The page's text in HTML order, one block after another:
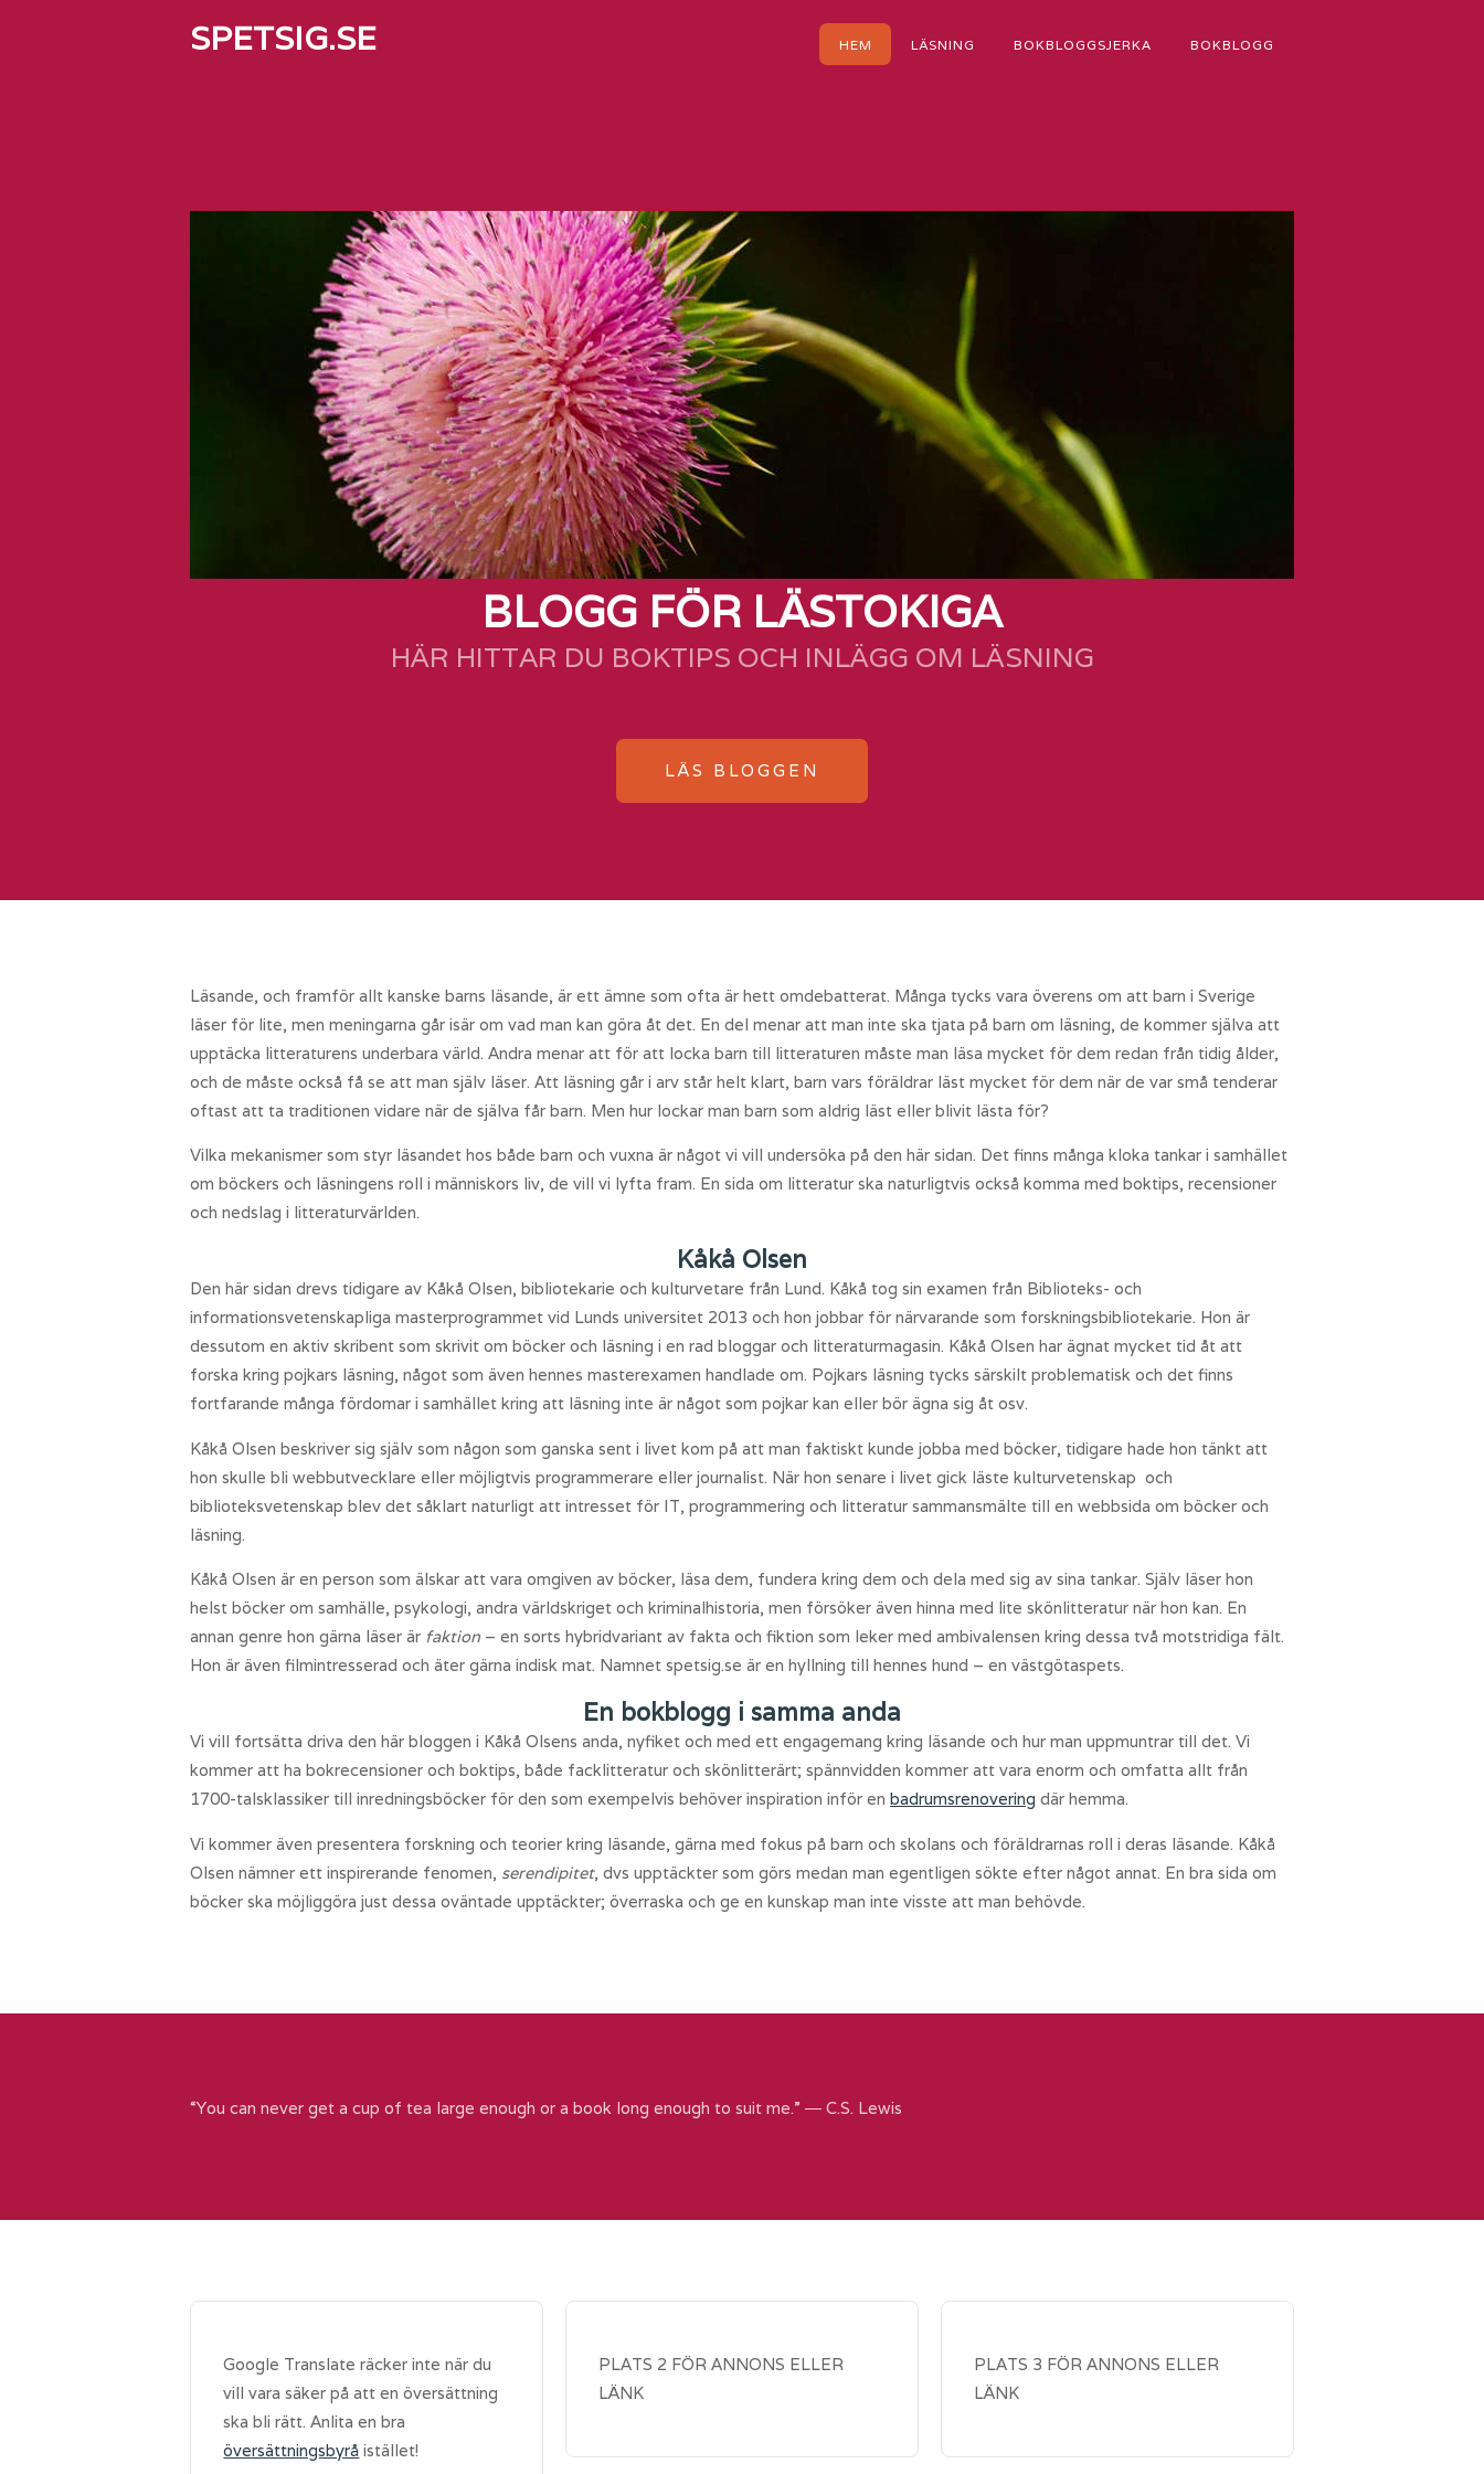
SPETSIG.SE HEM LÄSNING BOKBLOGGSJERKA BOKBLOGG
BLOGG FÖR LÄSTOKIGA
HÄR HITTAR DU BOKTIPS OCH INLÄGG OM LÄSNING
LÄS BLOGGEN
Läsande, och framför allt kanske barns läsande, är ett ämne som ofta är hett omdebatterat. Många tycks vara överens om att barn i Sverige
läser för lite, men meningarna går isär om vad man kan göra åt det. En del menar att man inte ska tjata på barn om läsning, de kommer själva att
upptäcka litteraturens underbara värld. Andra menar att för att locka barn till litteraturen måste man läsa mycket för dem redan från tidig ålder,
och de måste också få se att man själv läser. Att läsning går i arv står helt klart, barn vars föräldrar läst mycket för dem när de var små tenderar
oftast att ta traditionen vidare när de själva får barn. Men hur lockar man barn som aldrig läst eller blivit lästa för?
Vilka mekanismer som styr läsandet hos både barn och vuxna är något vi vill undersöka på den här sidan. Det finns många kloka tankar i samhället
om böckers och läsningens roll i människors liv, de vill vi lyfta fram. En sida om litteratur ska naturligtvis också komma med boktips, recensioner
och nedslag i litteraturvärlden.
Kåkå Olsen
Den här sidan drevs tidigare av Kåkå Olsen, bibliotekarie och kulturvetare från Lund. Kåkå tog sin examen från Biblioteks- och
informationsvetenskapliga masterprogrammet vid Lunds universitet 2013 och hon jobbar för närvarande som forskningsbibliotekarie. Hon är
dessutom en aktiv skribent som skrivit om böcker och läsning i en rad bloggar och litteraturmagasin. Kåkå Olsen har ägnat mycket tid åt att
forska kring pojkars läsning, något som även hennes masterexamen handlade om. Pojkars läsning tycks särskilt problematisk och det finns
fortfarande många fördomar i samhället kring att läsning inte är något som pojkar kan eller bör ägna sig åt osv.
Kåkå Olsen beskriver sig själv som någon som ganska sent i livet kom på att man faktiskt kunde jobba med böcker, tidigare hade hon tänkt att
hon skulle bli webbutvecklare eller möjligtvis programmerare eller journalist. När hon senare i livet gick läste kulturvetenskap och
biblioteksvetenskap blev det såklart naturligt att intresset för IT, programmering och litteratur sammansmälte till en webbsida om böcker och
läsning.
Kåkå Olsen är en person som älskar att vara omgiven av böcker, läsa dem, fundera kring dem och dela med sig av sina tankar. Själv läser hon
helst böcker om samhälle, psykologi, andra världskriget och kriminalhistoria, men försöker även hinna med lite skönlitteratur när hon kan. En
annan genre hon gärna läser är faktion – en sorts hybridvariant av fakta och fiktion som leker med ambivalensen kring dessa två motstridiga fält.
Hon är även filmintresserad och äter gärna indisk mat. Namnet spetsig.se är en hyllning till hennes hund – en västgötaspets.
En bokblogg i samma anda
Vi vill fortsätta driva den här bloggen i Kåkå Olsens anda, nyfiket och med ett engagemang kring läsande och hur man uppmuntrar till det. Vi
kommer att ha bokrecensioner och boktips, både facklitteratur och skönlitterärt; spännvidden kommer att vara enorm och omfatta allt från
1700-talsklassiker till inredningsböcker för den som exempelvis behöver inspiration inför en badrumsrenovering där hemma.
Vi kommer även presentera forskning och teorier kring läsande, gärna med fokus på barn och skolans och föräldrarnas roll i deras läsande. Kåkå
Olsen nämner ett inspirerande fenomen, serendipitet, dvs upptäckter som görs medan man egentligen sökte efter något annat. En bra sida om
böcker ska möjliggöra just dessa oväntade upptäckter; överraska och ge en kunskap man inte visste att man behövde.
“You can never get a cup of tea large enough or a book long enough to suit me.” ― C.S. Lewis
Google Translate räcker inte när du
vill vara säker på att en översättning
ska bli rätt. Anlita en bra
översättningsbyrå istället!
PLATS 2 FÖR ANNONS ELLER
LÄNK
PLATS 3 FÖR ANNONS ELLER
LÄNK